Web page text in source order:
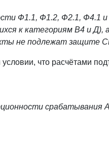
Ф1.1, Ф1.2, Ф2.1, Ф4.1
к категориям В4 и Д),
не подлежат защите
что расчётами
срабатывания